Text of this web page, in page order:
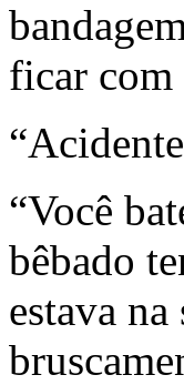
ficar com
“Você
bêbado
estava